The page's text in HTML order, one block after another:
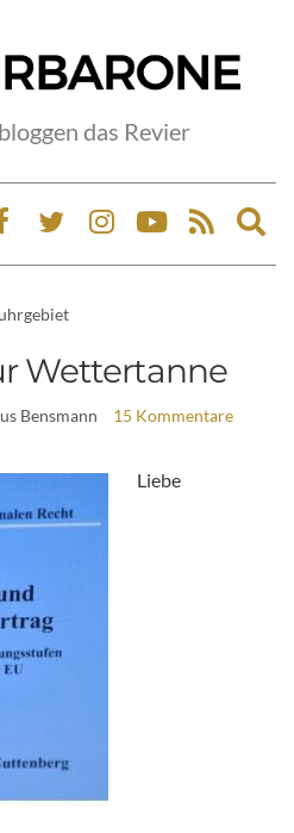
das Revier
Wettertanne
Bensmann 15 Kommentare
Liebe